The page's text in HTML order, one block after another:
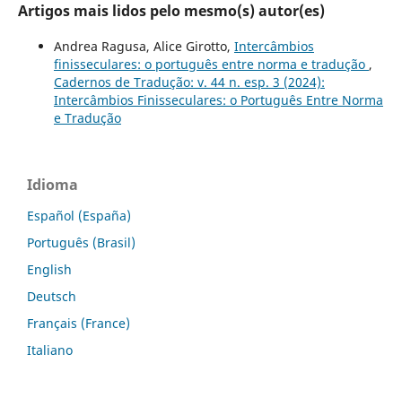
Artigos mais lidos pelo mesmo(s) autor(es)
Andrea Ragusa, Alice Girotto, Intercâmbios
finisseculares: o português entre norma e tradução ,
Cadernos de Tradução: v. 44 n. esp. 3 (2024):
Intercâmbios Finisseculares: o Português Entre Norma
e Tradução
Idioma
Español (España)
Português (Brasil)
English
Deutsch
Français (France)
Italiano